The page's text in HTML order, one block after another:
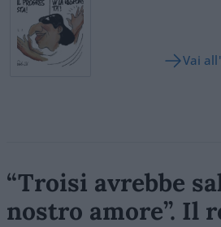
Vai
“Troisi avrebbe
nostro amore”. Il